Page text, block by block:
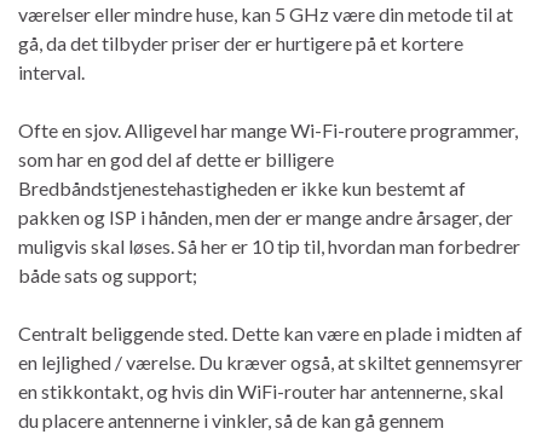
værelser eller mindre huse, kan 5 GHz være din metode til at
gå, da det tilbyder priser der er hurtigere på et kortere
interval.
Ofte en sjov. Alligevel har mange Wi-Fi-routere programmer,
som har en god del af dette er billigere
Bredbåndstjenestehastigheden er ikke kun bestemt af
pakken og ISP i hånden, men der er mange andre årsager, der
muligvis skal løses. Så her er 10 tip til, hvordan man forbedrer
både sats og support;
Centralt beliggende sted. Dette kan være en plade i midten af
​​en lejlighed / værelse. Du kræver også, at skiltet gennemsyrer
en stikkontakt, og hvis din WiFi-router har antennerne, skal
du placere antennerne i vinkler, så de kan gå gennem